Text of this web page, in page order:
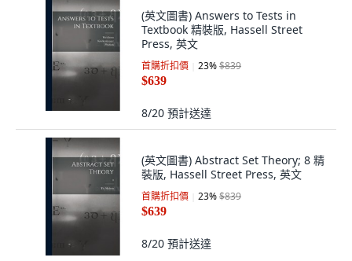
(英文圖書) Answers to Tests in
Textbook 精裝版, Hassell Street
Press, 英文
首購折扣價 23%$839
$639
8/20 預計送達
(英文圖書) Abstract Set Theory; 8 精
裝版, Hassell Street Press, 英文
首購折扣價 23%$839
$639
8/20 預計送達